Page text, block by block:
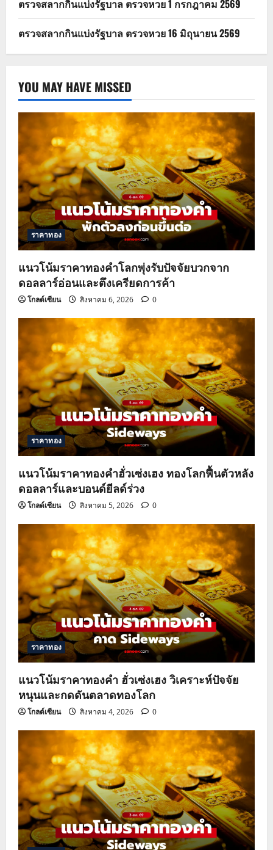
ตรวจสลากกินแบ่งรัฐบาล ตรวจหวย 1 กรกฎาคม 2569
ตรวจสลากกินแบ่งรัฐบาล ตรวจหวย 16 มิถุนายน 2569
YOU MAY HAVE MISSED
ราคาทอง
แนวโน้มราคาทองคำโลกพุ่งรับปัจจัยบวกจาก
ดอลลาร์อ่อนและตึงเครียดการค้า
โกลด์เซียน สิงหาคม 6, 2026 0
ราคาทอง
แนวโน้มราคาทองคำฮั่วเซ่งเฮง ทองโลกฟื้นตัวหลัง
ดอลลาร์และบอนด์ยีลด์ร่วง
โกลด์เซียน สิงหาคม 5, 2026 0
ราคาทอง
แนวโน้มราคาทองคำ ฮั่วเซ่งเฮง วิเคราะห์ปัจจัย
หนุนและกดดันตลาดทองโลก
โกลด์เซียน สิงหาคม 4, 2026 0